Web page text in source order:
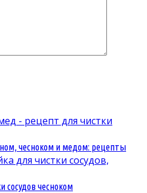
чесноком и медом: рецепты
сосудов чесноком